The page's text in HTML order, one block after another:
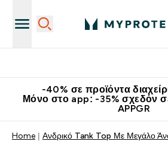
-40% σε προϊόντα
Μόνο στο app: -35% σχεδόν
APPGR
Home Ανδρικό Tank Top Με Μεγάλο